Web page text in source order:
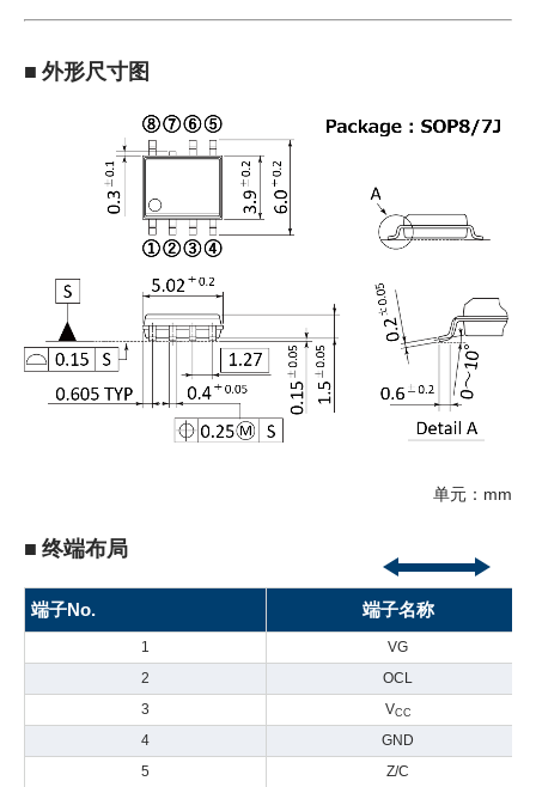
■ 外形尺寸图
单元：mm
■ 终端布局
端子No. 端子名称
1
VG
2
OCL
3
VCC
4
GND
5
Z/C